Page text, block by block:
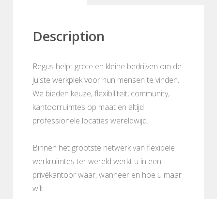
Description
Regus helpt grote en kleine bedrijven om de
juiste werkplek voor hun mensen te vinden.
We bieden keuze, flexibiliteit, community,
kantoorruimtes op maat en altijd
professionele locaties wereldwijd.
Binnen het grootste netwerk van flexibele
werkruimtes ter wereld werkt u in een
privékantoor waar, wanneer en hoe u maar
wilt.